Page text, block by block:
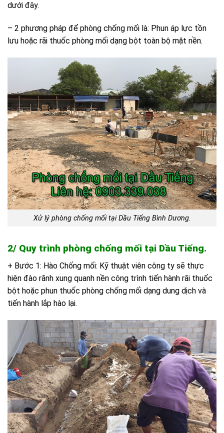
dưới đây.
– 2 phương pháp để phòng chống mối là: Phun áp lực tồn
lưu hoặc rãi thuốc phòng mối dạng bột toàn bộ mặt nền.
Xử lý phòng chống mối tại Dầu Tiếng Bình Dương.
2/ Quy trình phòng chống mối tại Dầu Tiếng.
+ Bước 1: Hào Chống mối: Kỹ thuật viên công ty sẽ thực
hiện đào rãnh xung quanh nền công trình tiến hành rãi thuốc
bột hoặc phun thuốc phòng chống mối dạng dung dịch và
tiến hành lắp hào lại.